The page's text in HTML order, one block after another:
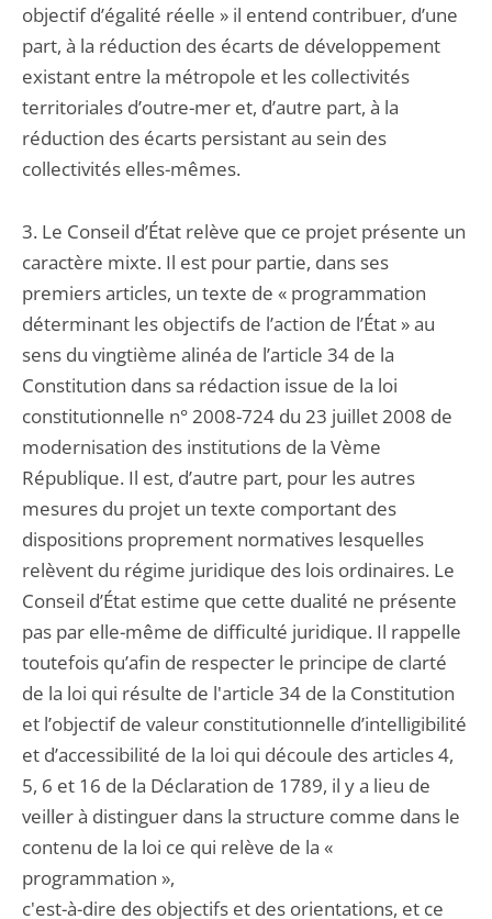
objectif d’égalité réelle » il entend contribuer, d’une
part, à la réduction des écarts de développement
existant entre la métropole et les collectivités
territoriales d’outre-mer et, d’autre part, à la
réduction des écarts persistant au sein des
collectivités elles-mêmes.
3. Le Conseil d’État relève que ce projet présente un
caractère mixte. Il est pour partie, dans ses
premiers articles, un texte de « programmation
déterminant les objectifs de l’action de l’État » au
sens du vingtième alinéa de l’article 34 de la
Constitution dans sa rédaction issue de la loi
constitutionnelle n° 2008-724 du 23 juillet 2008 de
modernisation des institutions de la Vème
République. Il est, d’autre part, pour les autres
mesures du projet un texte comportant des
dispositions proprement normatives lesquelles
relèvent du régime juridique des lois ordinaires. Le
Conseil d’État estime que cette dualité ne présente
pas par elle-même de difficulté juridique. Il rappelle
toutefois qu’afin de respecter le principe de clarté
de la loi qui résulte de l'article 34 de la Constitution
et l’objectif de valeur constitutionnelle d’intelligibilité
et d’accessibilité de la loi qui découle des articles 4,
5, 6 et 16 de la Déclaration de 1789, il y a lieu de
veiller à distinguer dans la structure comme dans le
contenu de la loi ce qui relève de la «
programmation »,
c'est-à-dire des objectifs et des orientations, et ce